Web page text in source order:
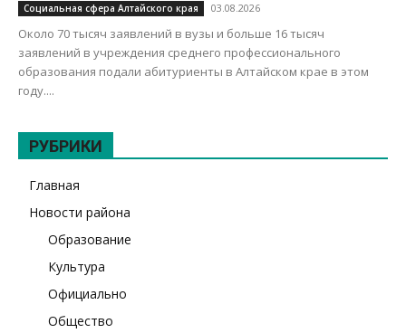
Социальная сфера Алтайского края 03.08.2026
Около 70 тысяч заявлений в вузы и больше 16 тысяч
заявлений в учреждения среднего профессионального
образования подали абитуриенты в Алтайском крае в этом
году....
РУБРИКИ
Главная
Новости района
Образование
Культура
Официально
Общество